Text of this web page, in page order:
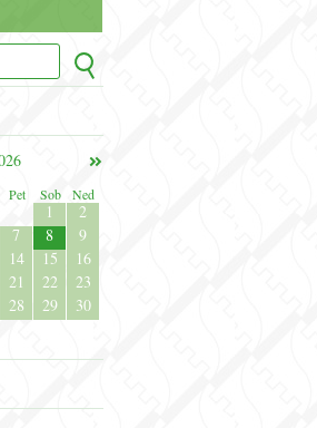
Pet Sob Ned
1
2
7 8
9
14 15
16
21 22
23
28 29
30